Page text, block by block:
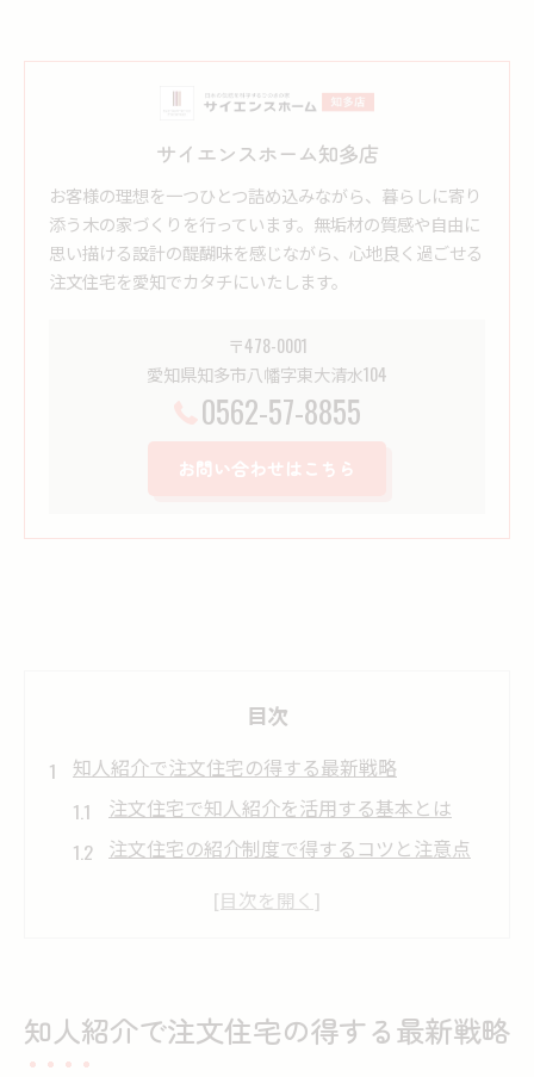
サイエンスホーム知多店
お客様の理想を一つひとつ詰め込みながら、暮らしに寄り
添う木の家づくりを行っています。無垢材の質感や自由に
思い描ける設計の醍醐味を感じながら、心地良く過ごせる
注文住宅を愛知でカタチにいたします。
〒478-0001
愛知県知多市八幡字東大清水104
0562-57-8855
お問い合わせはこちら
目次
知人紹介で注文住宅の得する最新戦略
注文住宅で知人紹介を活用する基本とは
注文住宅の紹介制度で得するコツと注意点
知人からの注文住宅紹介で割引を最大化
ット
知人紹介で注文住宅の得する最新戦略